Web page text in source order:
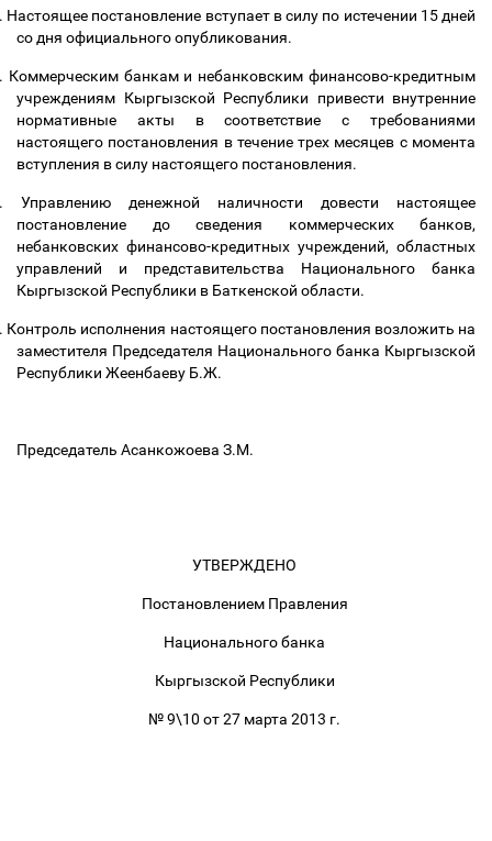
Настоящее постановление вступает в силу по истечении 15 дней
со дня официального опубликования.
Коммерческим банкам и небанковским финансово-кредитным
учреждениям Кыргызской Республики привести внутренние
нормативные акты в соответствие с требованиями
настоящего постановления в течение трех месяцев с момента
вступления в силу настоящего постановления.
Управлению денежной наличности довести настоящее
постановление до сведения коммерческих банков,
небанковских финансово-кредитных учреждений, областных
управлений и представительства Национального банка
Кыргызской Республики в Баткенской области.
Контроль исполнения настоящего постановления возложить на
заместителя Председателя Национального банка Кыргызской
Республики Жеенбаеву Б.Ж.
Председатель Асанкожоева З.М.
УТВЕРЖДЕНО
Постановлением Правления
Национального банка
Кыргызской Республики
№ 9\10 от 27 марта 2013 г.